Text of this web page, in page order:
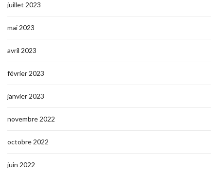
juillet 2023
mai 2023
avril 2023
février 2023
janvier 2023
novembre 2022
octobre 2022
juin 2022